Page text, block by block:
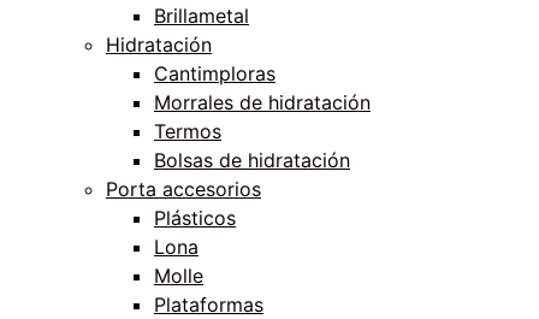
Brillametal
Hidratación
Cantimploras
Morrales de hidratación
Termos
Bolsas de hidratación
Porta accesorios
Plásticos
Lona
Molle
Plataformas